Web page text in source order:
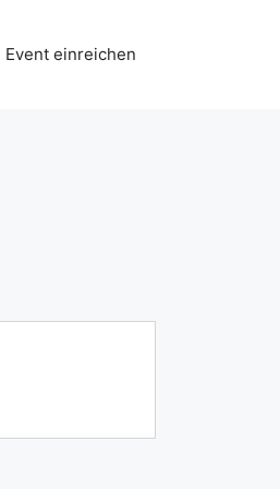
Event einreichen